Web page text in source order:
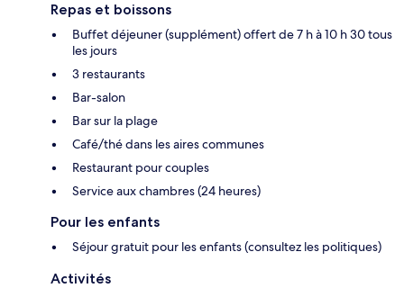
Repas et boissons
Buffet déjeuner (supplément) offert de 7 h à 10 h 30 tous
les jours
3 restaurants
Bar-salon
Bar sur la plage
Café/thé dans les aires communes
Restaurant pour couples
Service aux chambres (24 heures)
Pour les enfants
Séjour gratuit pour les enfants (consultez les politiques)
Activités